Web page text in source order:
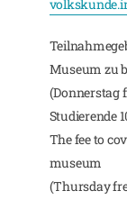
Museum zu
(Donnerstag
Studierende
The fee to
museum
(Thursday